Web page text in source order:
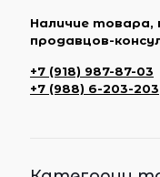
Наличие товара,
продавцов-
+7 (918) 987-87-03
+7 (988) 6-203-203